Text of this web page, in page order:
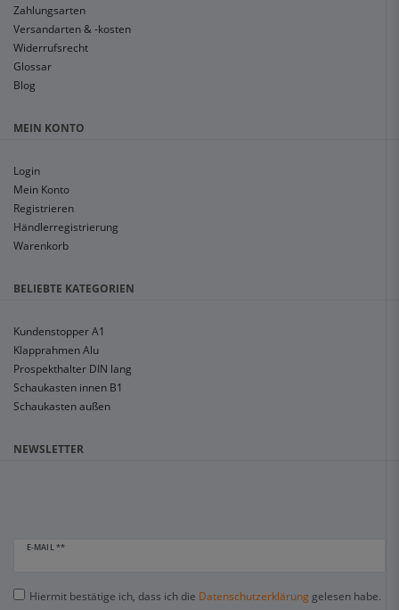
Zahlungsarten
Versandarten & -kosten
Widerrufsrecht
Glossar
Blog
MEIN KONTO
Login
Mein Konto
Registrieren
Händlerregistrierung
Warenkorb
BELIEBTE KATEGORIEN
Kundenstopper A1
Klapprahmen Alu
Prospekthalter DIN lang
Schaukasten innen B1
Schaukasten außen
NEWSLETTER
E-MAIL **
Hiermit bestätige ich, dass ich die Daten­schutz­erklärung gelesen habe.